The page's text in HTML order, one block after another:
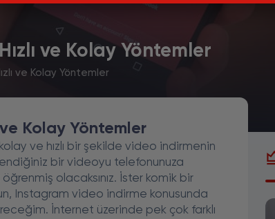
ve Kolay Yöntemler
ve Kolay Yöntemler
Kolay Yöntemler
ve hızlı bir şekilde video indirmenin
bir videoyu telefonunuza
olacaksınız. İster komik bir
Instagram video indirme konusunda
İnternet üzerinde pek çok farklı